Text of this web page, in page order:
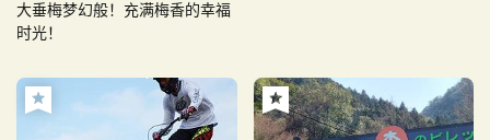
大垂梅梦幻般！充满梅香的幸福
时光！